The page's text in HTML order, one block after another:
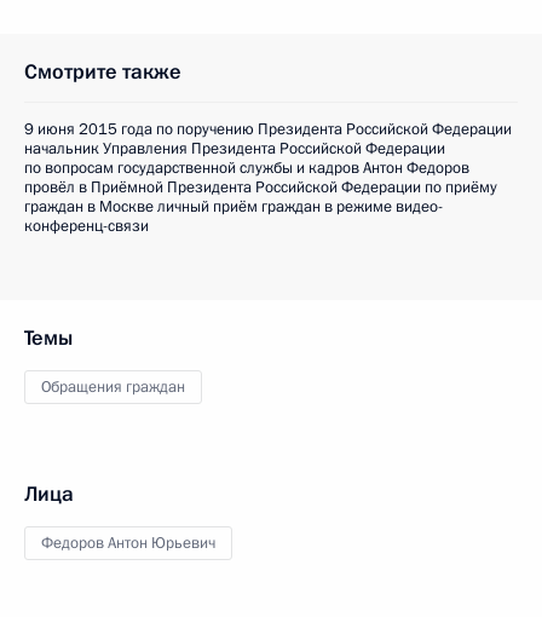
Смотрите также
9 июня 2015 года по поручению Президента Российской Федерации
начальник Управления Президента Российской Федерации
по вопросам государственной службы и кадров Антон Федоров
провёл в Приёмной Президента Российской Федерации по приёму
граждан в Москве личный приём граждан в режиме видео-
конференц-связи
Темы
Обращения граждан
Лица
Федоров Антон Юрьевич